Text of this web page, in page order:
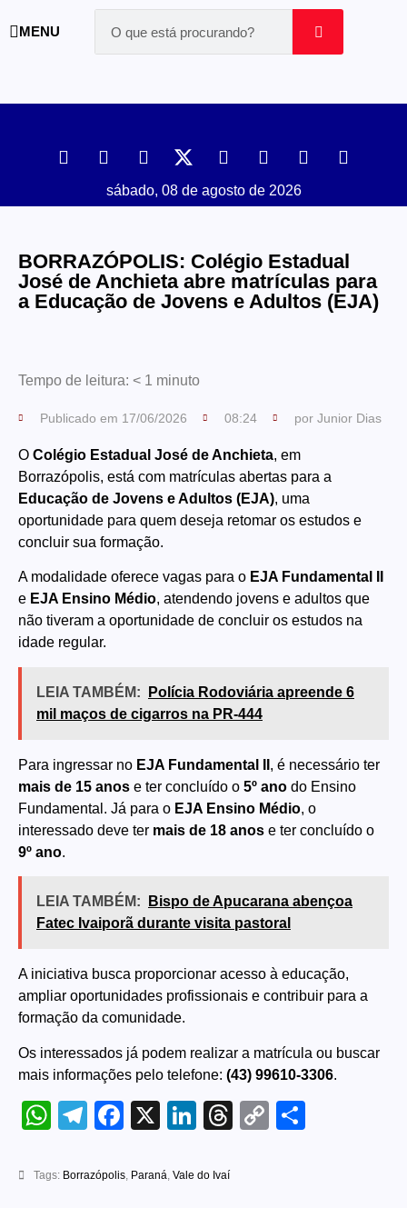
MENU
sábado, 08 de agosto de 2026
BORRAZÓPOLIS: Colégio Estadual
José de Anchieta abre matrículas para
a Educação de Jovens e Adultos (EJA)
Tempo de leitura: < 1 minuto
Publicado em 17/06/2026 08:24 por Junior Dias
O Colégio Estadual José de Anchieta, em
Borrazópolis, está com matrículas abertas para a
Educação de Jovens e Adultos (EJA), uma
oportunidade para quem deseja retomar os estudos e
concluir sua formação.
A modalidade oferece vagas para o EJA Fundamental II
e EJA Ensino Médio, atendendo jovens e adultos que
não tiveram a oportunidade de concluir os estudos na
idade regular.
LEIA TAMBÉM:
Polícia Rodoviária apreende 6
mil maços de cigarros na PR-444
Para ingressar no EJA Fundamental II , é necessário ter
mais de 15 anos e ter concluído o 5º ano do Ensino
Fundamental. Já para o EJA Ensino Médio, o
interessado deve ter mais de 18 anos e ter concluído o
9º ano.
LEIA TAMBÉM:
Bispo de Apucarana abençoa
Fatec Ivaiporã durante visita pastoral
A iniciativa busca proporcionar acesso à educação,
ampliar oportunidades profissionais e contribuir para a
formação da comunidade.
Os interessados já podem realizar a matrícula ou buscar
mais informações pelo telefone: (43) 99610-3306.
WhatsApp
Telegram
Facebook
X LinkedIn
Threads
Copy
Tags: Borrazópolis Paraná Vale do Ivaí